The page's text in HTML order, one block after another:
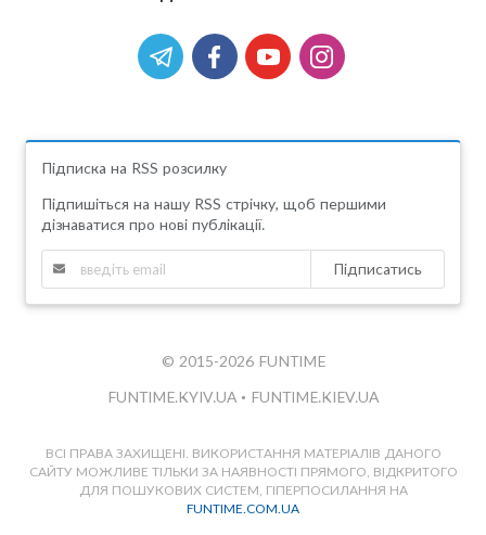
Підписка на RSS розсилку
Підпишіться на нашу RSS стрічку, щоб першими
дізнаватися про нові публікації.
Підписатись
© 2015-2026 FUNTIME
FUNTIME.KYIV.UA • FUNTIME.KIEV.UA
ВСІ ПРАВА ЗАХИЩЕНІ. ВИКОРИСТАННЯ МАТЕРІАЛІВ ДАНОГО
САЙТУ МОЖЛИВЕ ТІЛЬКИ ЗА НАЯВНОСТІ ПРЯМОГО, ВІДКРИТОГО
ДЛЯ ПОШУКОВИХ СИСТЕМ, ГІПЕРПОСИЛАННЯ НА
FUNTIME.COM.UA